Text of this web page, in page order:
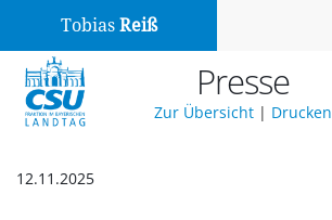
Tobias Reiß
Presse
Zur Übersicht | Drucken
12.11.2025